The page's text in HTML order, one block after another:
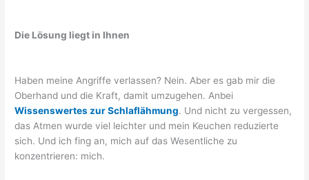
Die Lösung liegt in Ihnen
Haben meine Angriffe verlassen? Nein. Aber es gab mir die
Oberhand und die Kraft, damit umzugehen. Anbei
Wissenswertes zur Schlaflähmung. Und nicht zu vergessen,
das Atmen wurde viel leichter und mein Keuchen reduzierte
sich. Und ich fing an, mich auf das Wesentliche zu
konzentrieren: mich.